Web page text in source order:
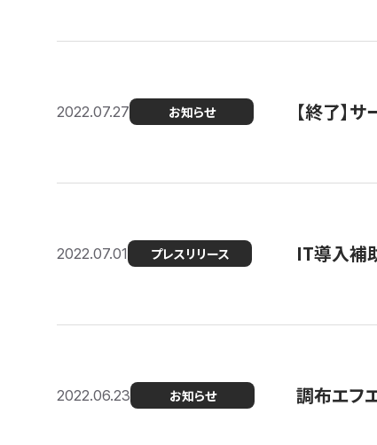
2022.07.27 お知らせ 【終了】
2022.07.01 プレスリリース IT導入補
2022.06.23 お知らせ 調布エフ